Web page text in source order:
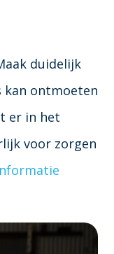
duidelijk
kan ontmoeten
er in het
voor zorgen